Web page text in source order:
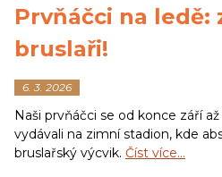
Prvňáčci na ledě:
bruslaři!
6. 3. 2026
Naši prvňáčci se od konce září
vydávali na zimní stadion, kde
bruslařský výcvik. Číst více…